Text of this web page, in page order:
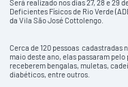
Será realizado nos dias 27, 28 e 29
Deficientes Físicos de Rio Verde
da Vila São José Cottolengo.
Cerca de 120 pessoas cadastradas
maio deste ano, elas passaram
receberem bengalas, muletas,
diabéticos, entre outros.